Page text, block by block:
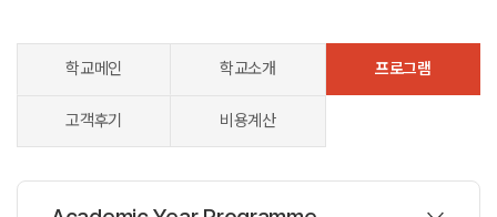
학교메인 학교소개 프로그램
고객후기 비용계산